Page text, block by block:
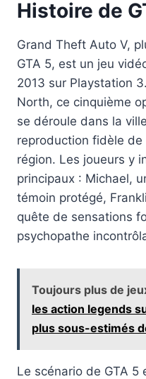
Histoire de
Grand Theft Auto V,
GTA 5, est un jeu
2013 sur Playstation
North, ce cinquième
se déroule dans la
reproduction fidèle
région. Les joueurs y
principaux : Michael,
témoin protégé,
quête de sensations
psychopathe
Toujours plus de
les action legends
plus sous-estimés
Le scénario de GTA 5